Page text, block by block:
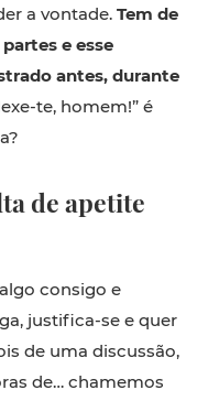
a vontade. Tem de
e esse
antes, durante
te, homem!” é
de apetite
consigo e
justifica-se e quer
de uma discussão,
de… chamemos